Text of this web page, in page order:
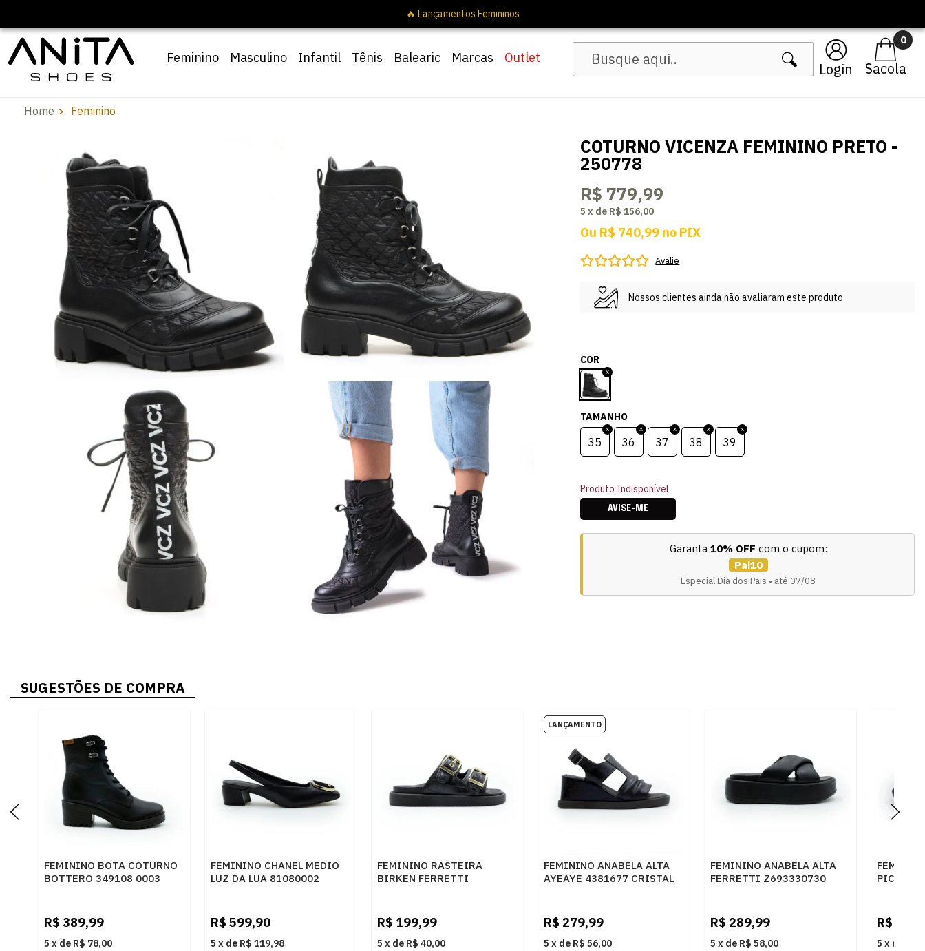
Login
0
Feminino Masculino Infantil Tênis Balearic Marcas Outlet
🔥 Lançamentos Femininos
Home Feminino
COTURNO VICENZA FEMININO PRETO -
250778
R$ 779,99
5 x de R$ 156,00
Ou R$ 740,99 no PIX
Avalie
Nossos clientes ainda não avaliaram este produto
COR
TAMANHO
35 36 37 38 39
Produto Indisponível
AVISE-ME
Garanta 10% OFF com o cupom:
Pai10
Especial Dia dos Pais • até 07/08
SUGESTÕES DE COMPRA
FEMININO BOTA COTURNO
BOTTERO 349108 0003
R$ 389,99
5 x de R$ 78,00
FEMININO CHANEL MEDIO
LUZ DA LUA 81080002
R$ 599,90
5 x de R$ 119,98
FEMININO RASTEIRA
BIRKEN FERRETTI
R$ 199,99
5 x de R$ 40,00
FEMININO ANABELA ALTA
AYEAYE 4381677 CRISTAL
R$ 279,99
5 x de R$ 56,00
FEMININO ANABELA ALTA
FERRETTI Z693330730
R$ 289,99
5 x de R$ 58,00
R$
5 x de